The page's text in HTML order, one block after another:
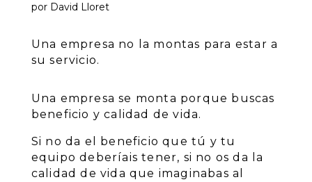
por David Lloret
Una empresa no la montas para estar a
su servicio.
Una empresa se monta porque buscas
beneficio y calidad de vida.
Si no da el beneficio que tú y tu
equipo deberíais tener, si no os da la
calidad de vida que imaginabas al